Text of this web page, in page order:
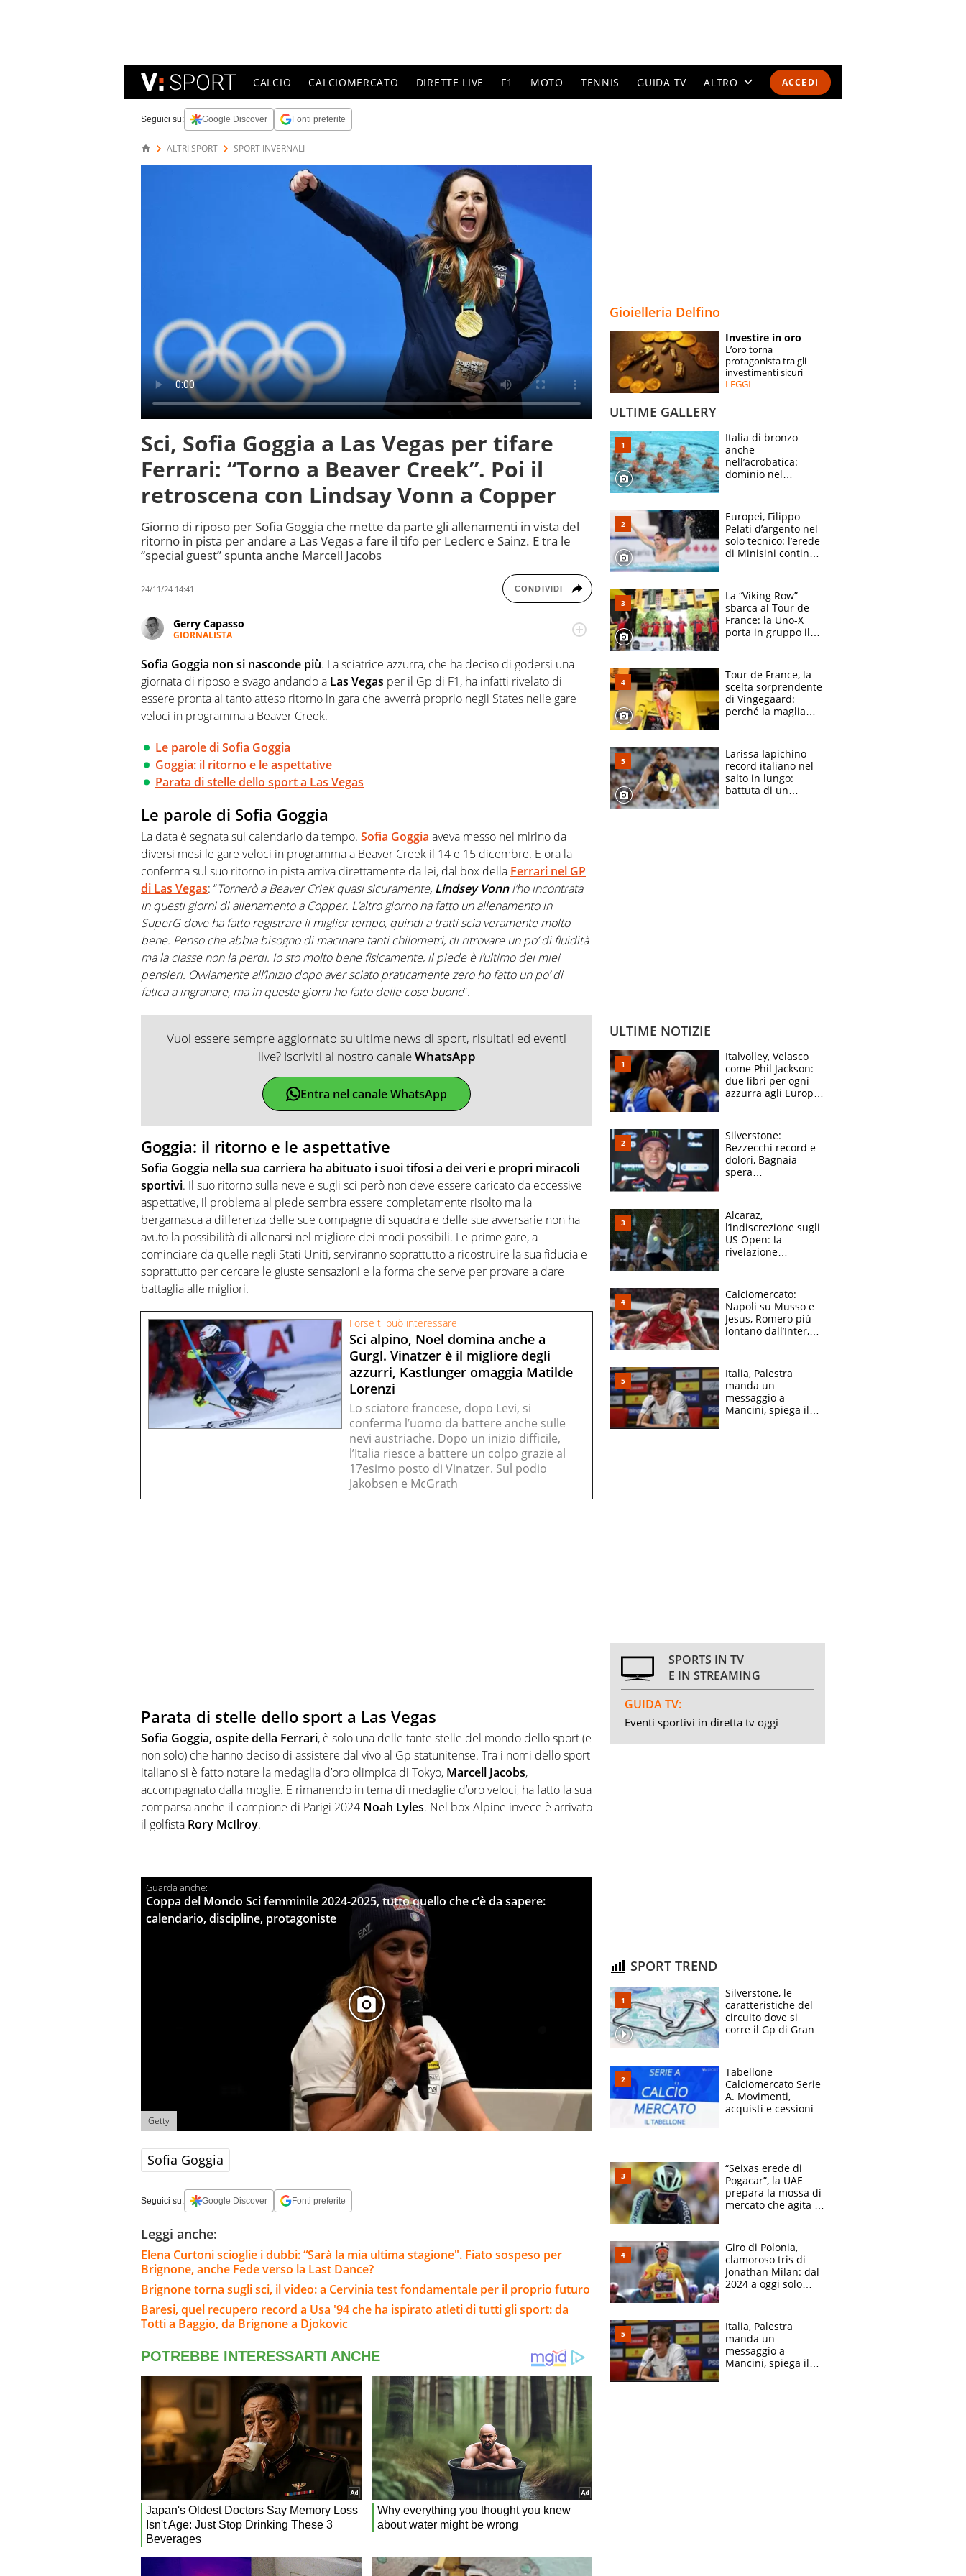
ACCEDI
CALCIO CALCIOMERCATO DIRETTE LIVE F1 MOTO TENNIS GUIDA TV ALTRO
SPECIALI
ESPERTI
Seguici su: Google Discover Fonti preferite
ALTRI SPORT SPORT INVERNALI
Sci, Sofia Goggia a Las Vegas per tifare
Ferrari: “Torno a Beaver Creek”. Poi il
retroscena con Lindsay Vonn a Copper
Giorno di riposo per Sofia Goggia che mette da parte gli allenamenti in vista del
ritorno in pista per andare a Las Vegas a fare il tifo per Leclerc e Sainz. E tra le
“special guest” spunta anche Marcell Jacobs
24/11/24 14:41 CONDIVIDI
Gerry Capasso
GIORNALISTA
Per lui gli sport americani non hanno segreti: basket, football, baseball e la capacità
innata di trovare la notizia dove altri non vedono granché
Sofia Goggia non si nasconde più. La sciatrice azzurra, che ha deciso di godersi una
giornata di riposo e svago andando a Las Vegas per il Gp di F1, ha infatti rivelato di
essere pronta al tanto atteso ritorno in gara che avverrà proprio negli States nelle gare
veloci in programma a Beaver Creek.
Le parole di Sofia Goggia
Goggia: il ritorno e le aspettative
Parata di stelle dello sport a Las Vegas
Le parole di Sofia Goggia
La data è segnata sul calendario da tempo. Sofia Goggia aveva messo nel mirino da
diversi mesi le gare veloci in programma a Beaver Creek il 14 e 15 dicembre. E ora la
conferma sul suo ritorno in pista arriva direttamente da lei, dal box della Ferrari nel GP
di Las Vegas: “Tornerò a Beaver Crìek quasi sicuramente, Lindsey Vonnl’ho incontrata
in questi giorni di allenamento a Copper. L’altro giorno ha fatto un allenamento in
SuperG dove ha fatto registrare il miglior tempo, quindi a tratti scia veramente molto
bene. Penso che abbia bisogno di macinare tanti chilometri, di ritrovare un po’ di fluidità
ma la classe non la perdi. Io sto molto bene fisicamente, il piede è l’ultimo dei miei
pensieri. Ovviamente all’inizio dopo aver sciato praticamente zero ho fatto un po’ di
fatica a ingranare, ma in queste giorni ho fatto delle cose buone”.
Vuoi essere sempre aggiornato su ultime news di sport, risultati ed eventi
live? Iscriviti al nostro canaleWhatsApp
Entra nel canale WhatsApp
Goggia: il ritorno e le aspettative
Sofia Goggia nella sua carriera ha abituato i suoi tifosi a dei veri e propri miracoli
sportivi. Il suo ritorno sulla neve e sugli sci però non deve essere caricato da eccessive
aspettative, il problema al piede sembra essere completamente risolto ma la
bergamasca a differenza delle sue compagne di squadra e delle sue avversarie non ha
avuto la possibilità di allenarsi nel migliore dei modi possibili. Le prime gare, a
cominciare da quelle negli Stati Uniti, serviranno soprattutto a ricostruire la sua fiducia e
soprattutto per cercare le giuste sensazioni e la forma che serve per provare a dare
battaglia alle migliori.
Forse ti può interessare
Sci alpino, Noel domina anche a
Gurgl. Vinatzer è il migliore degli
azzurri, Kastlunger omaggia Matilde
Lorenzi
Lo sciatore francese, dopo Levi, si
conferma l’uomo da battere anche sulle
nevi austriache. Dopo un inizio difficile,
l’Italia riesce a battere un colpo grazie al
17esimo posto di Vinatzer. Sul podio
Jakobsen e McGrath
Parata di stelle dello sport a Las Vegas
Sofia Goggia, ospite della Ferrari, è solo una delle tante stelle del mondo dello sport (e
non solo) che hanno deciso di assistere dal vivo al Gp statunitense. Tra i nomi dello sport
italiano si è fatto notare la medaglia d’oro olimpica di Tokyo, Marcell Jacobs,
accompagnato dalla moglie. E rimanendo in tema di medaglie d’oro veloci, ha fatto la sua
comparsa anche il campione di Parigi 2024 Noah Lyles. Nel box Alpine invece è arrivato
il golfista Rory McIlroy.
Coppa del Mondo Sci femminile 2024-2025, tutto quello che c’è da sapere:
calendario, discipline, protagoniste
Getty
Sofia Goggia
Seguici su: Google Discover Fonti preferite
Leggi anche:
Elena Curtoni scioglie i dubbi: “Sarà la mia ultima stagione". Fiato sospeso per
Brignone, anche Fede verso la Last Dance?
Brignone torna sugli sci, il video: a Cervinia test fondamentale per il proprio futuro
Baresi, quel recupero record a Usa '94 che ha ispirato atleti di tutti gli sport: da
Totti a Baggio, da Brignone a Djokovic
Gioielleria Delfino
Investire in oro
L’oro torna
protagonista tra gli
investimenti sicuri
LEGGI
ULTIME GALLERY
Italia di bronzo
anche
nell’acrobatica:
dominio nel
e compagni
continuare
Europei, Filippo
Pelati d’argento nel
solo tecnico: l’erede
di Minisini continua
mirino
La “Viking Row”
sbarca al Tour de
France: la Uno-X
porta in gruppo il
compagni
Tour de France, la
scelta sorprendente
di Vingegaard:
perché la maglia
rischio da evitare
Larissa Iapichino
record italiano nel
salto in lungo:
battuta di un
ULTIME NOTIZIE
Italvolley, Velasco
come Phil Jackson:
due libri per ogni
azzurra agli Europei.
Silverstone:
Bezzecchi record e
dolori, Bagnaia
spera
e vota Aprilia
Alcaraz,
l’indiscrezione sugli
US Open: la
rivelazione
B. Rune verso la
rinuncia
Calciomercato:
Napoli su Musso e
Jesus, Romero più
lontano dall’Inter,
tabellone
Italia, Palestra
manda un
messaggio a
Mancini, spiega il
SPORTS IN TV
E IN STREAMING
GUIDA TV:
Eventi sportivi in diretta tv oggi
SPORT TREND
Silverstone, le
caratteristiche del
circuito dove si
corre il Gp di Gran
Tabellone
Calciomercato Serie
A. Movimenti,
acquisti e cessioni:
“Seixas erede di
Pogacar”, la UAE
prepara la mossa di
mercato che agita la
a Burgos
Giro di Polonia,
clamoroso tris di
Jonathan Milan: dal
2024 a oggi solo
e Skerl
Italia, Palestra
manda un
messaggio a
Mancini, spiega il